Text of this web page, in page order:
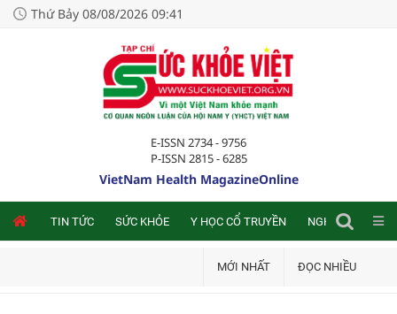
Thứ Bảy 08/08/2026 09:41
E-ISSN 2734 - 9756
P-ISSN 2815 - 6285
VietNam Health MagazineOnline
TIN TỨC SỨC KHỎE Y HỌC CỔ TRUYỀN NGHIÊN CỨU
MỚI NHẤT ĐỌC NHIỀU